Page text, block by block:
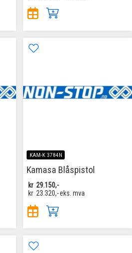
KAM-K 3784N
Kamasa Blåspistol
kr 29.150,-
kr 23.320,-eks. mva